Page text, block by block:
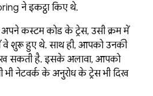
ने इकट्ठा किए थे.
कस्टम कोड के ट्रेस, उसी क्रम में
शुरू हुए थे. साथ ही, आपको उनकी
सकती है. इसके अलावा, आपको
भी नेटवर्क के अनुरोध के ट्रेस भी दिख